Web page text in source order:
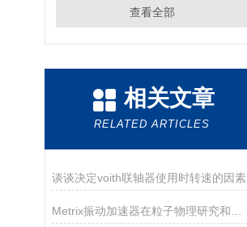
查看全部
相关文章
RELATED ARTICLES
谈谈决定voith联轴器使用时转速的因素